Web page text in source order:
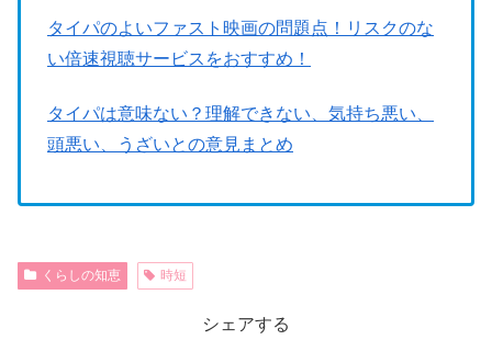
タイパのよいファスト映画の問題点！リスクのな
い倍速視聴サービスをおすすめ！
タイパは意味ない？理解できない、気持ち悪い、
頭悪い、うざいとの意見まとめ
くらしの知恵 時短
シェアする